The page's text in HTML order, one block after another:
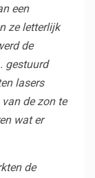
een
ze letterlijk
de
gestuurd
lasers
de zon te
wat er
de